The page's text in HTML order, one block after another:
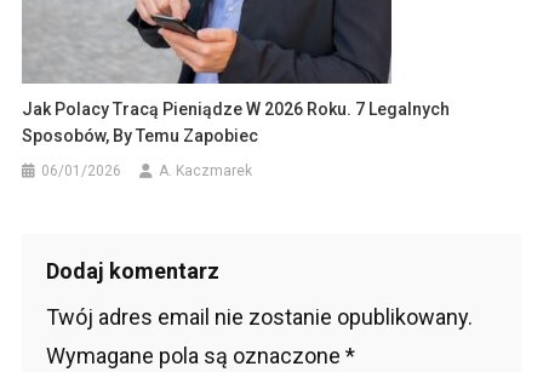
Jak Polacy Tracą Pieniądze W 2026 Roku. 7 Legalnych
Sposobów, By Temu Zapobiec
06/01/2026 A. Kaczmarek
Dodaj komentarz
Twój adres email nie zostanie opublikowany.
Wymagane pola są oznaczone *